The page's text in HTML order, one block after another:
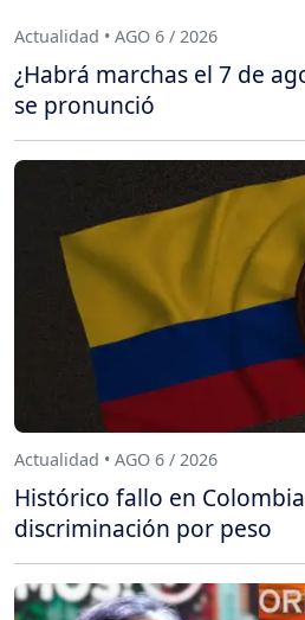
Actualidad • AGO 6 / 2026
¿Habrá marchas el 7 de
se pronunció
Actualidad • AGO 6 / 2026
Histórico fallo en
discriminación por peso